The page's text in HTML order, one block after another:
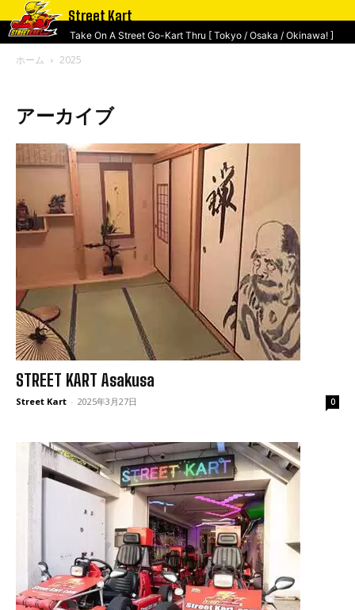
Street Kart
Take On A Street Go-Kart Thru [ Tokyo / Osaka / Okinawa! ]
ホーム 2025
アーカイブ
STREET KART Asakusa
Street Kart - 2025年3月27日 0